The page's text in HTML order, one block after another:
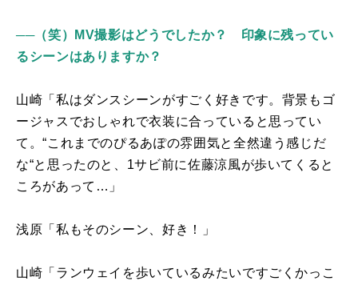
──（笑）MV撮影はどうでしたか？ 印象に残ってい
るシーンはありますか？
山崎「私はダンスシーンがすごく好きです。背景もゴ
ージャスでおしゃれで衣装に合っていると思ってい
て。“これまでのぴるあぽの雰囲気と全然違う感じだ
な“と思ったのと、1サビ前に佐藤涼風が歩いてくると
ころがあって…」
浅原「私もそのシーン、好き！」
山崎「ランウェイを歩いているみたいですごくかっこ